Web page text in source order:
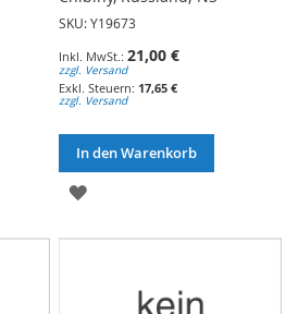
SKU: Y19673
21,00 €
zzgl. Versand
17,65 €
zzgl. Versand
In den Warenkorb
ZUR